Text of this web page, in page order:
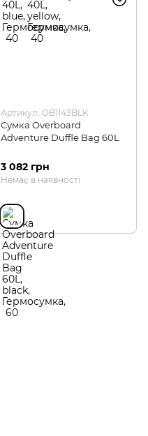
Артикул: OB1143BLK
Сумка Overboard
Adventure Duffle Bag 60L
3 082 грн
Немає в наявності